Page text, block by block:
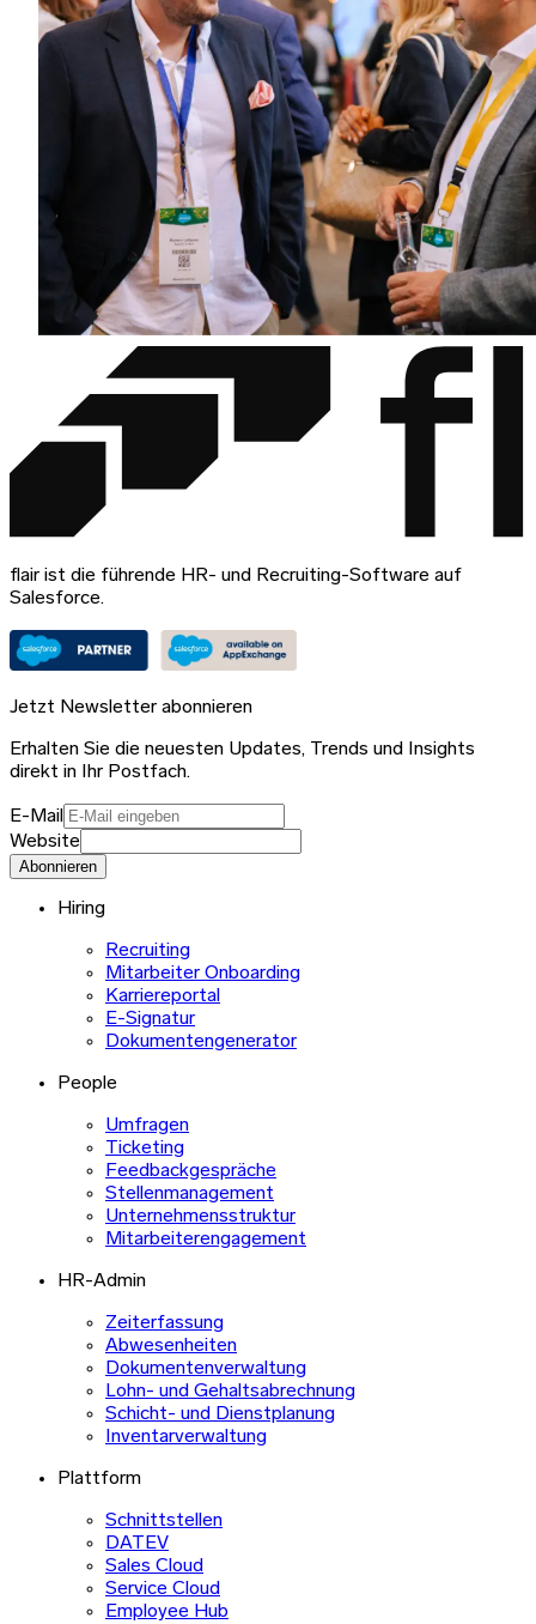
flair ist die führende HR- und Recruiting-Software auf
Salesforce.
Jetzt Newsletter abonnieren
Erhalten Sie die neuesten Updates, Trends und Insights
direkt in Ihr Postfach.
E-Mail
Website
Abonnieren
Hiring
Recruiting
Mitarbeiter Onboarding
Karriereportal
E-Signatur
Dokumentengenerator
People
Umfragen
Ticketing
Feedbackgespräche
Stellenmanagement
Unternehmensstruktur
Mitarbeiterengagement
HR-Admin
Zeiterfassung
Abwesenheiten
Dokumentenverwaltung
Lohn- und Gehaltsabrechnung
Schicht- und Dienstplanung
Inventarverwaltung
Plattform
Schnittstellen
DATEV
Sales Cloud
Service Cloud
Employee Hub